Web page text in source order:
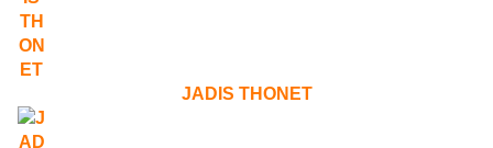
JADIS THONET